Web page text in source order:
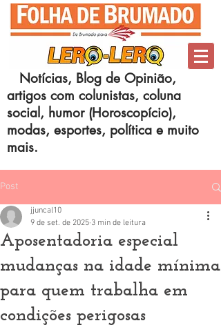
Notícias, Blog de Opinião,
artigos com colunistas, coluna
social, humor (Horoscopício),
modas, esportes, política e muito
mais.
Post
Aposentadoria especial
mudanças na idade mínima
para quem trabalha em
condições perigosas
jjuncal10
9 de set. de 2025 3 min de leitura